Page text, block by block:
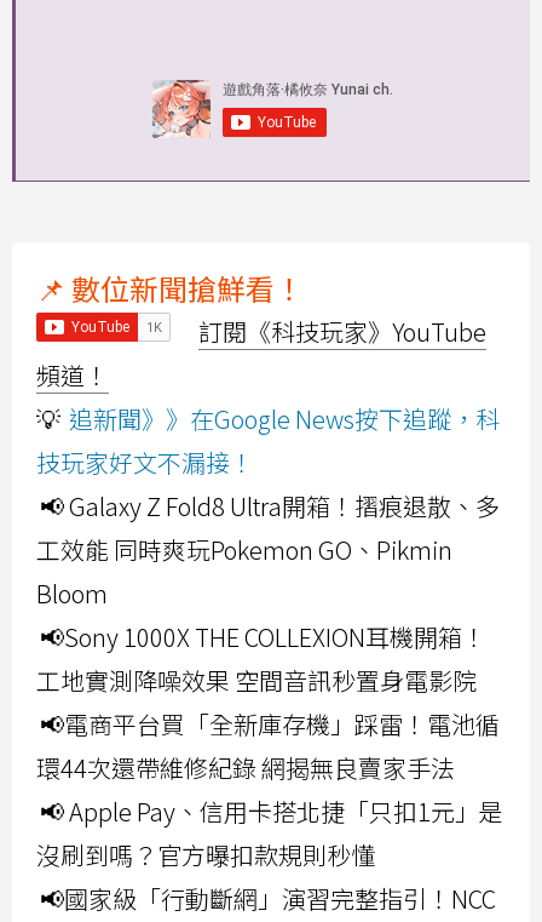
📌 數位新聞搶鮮看！
訂閱《科技玩家》YouTube
頻道！
💡 追新聞》》在Google News按下追蹤，科
技玩家好文不漏接！
📢 Galaxy Z Fold8 Ultra開箱！摺痕退散、多
工效能 同時爽玩Pokemon GO、Pikmin
Bloom
📢Sony 1000X THE COLLEXION耳機開箱！
工地實測降噪效果 空間音訊秒置身電影院
📢電商平台買「全新庫存機」踩雷！電池循
環44次還帶維修紀錄 網揭無良賣家手法
📢 Apple Pay、信用卡搭北捷「只扣1元」是
沒刷到嗎？官方曝扣款規則秒懂
📢國家級「行動斷網」演習完整指引！NCC